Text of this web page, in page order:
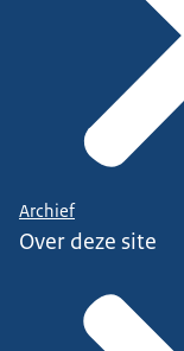
Archief
Over deze site